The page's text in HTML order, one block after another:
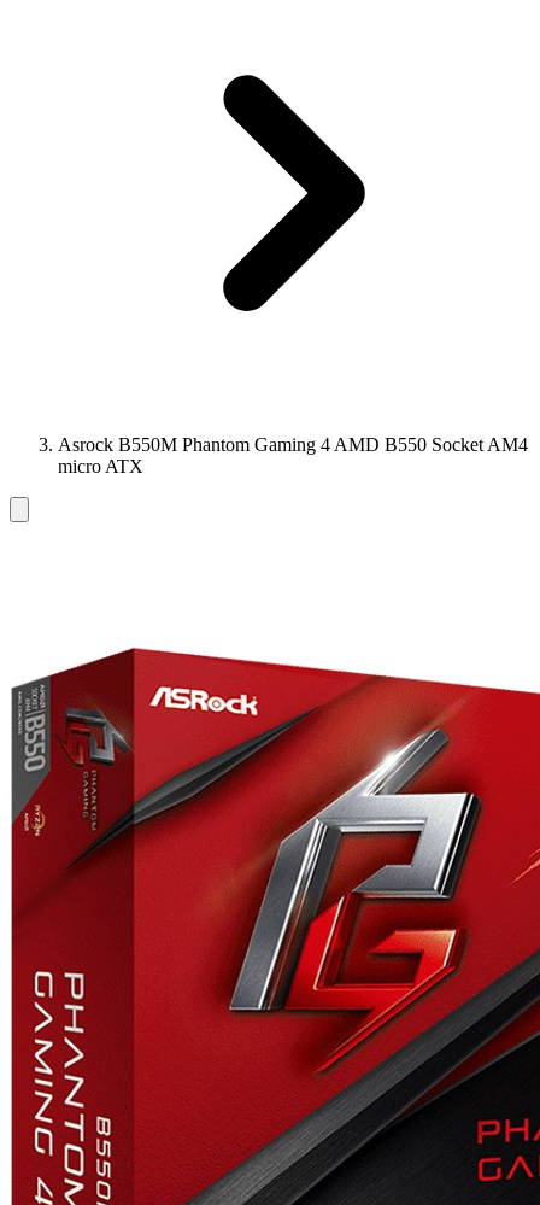
Asrock B550M Phantom Gaming 4 AMD B550 Socket AM4
micro ATX